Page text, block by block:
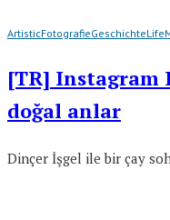
ArtisticFotografieGeschichteLife
[TR] Instagram
doğal anlar
Dinçer İşgel ile bir çay